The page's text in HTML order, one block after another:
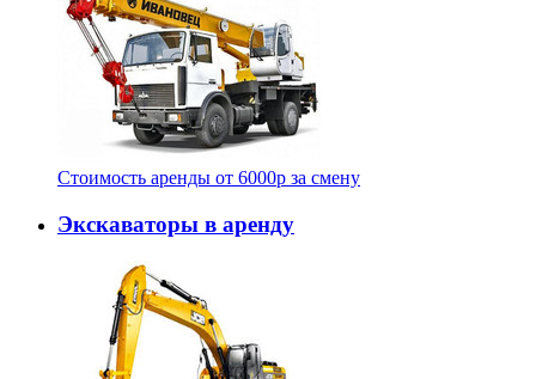
Стоимость аренды от 6000p за смену
Экскаваторы в аренду